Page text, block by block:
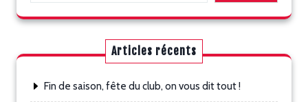
Articles récents
Fin de saison, fête du club, on vous dit tout !